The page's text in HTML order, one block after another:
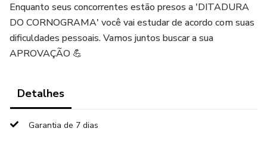
Enquanto seus concorrentes estão presos a 'DITADURA
DO CORNOGRAMA' você vai estudar de acordo com suas
dificuldades pessoais. Vamos juntos buscar a sua
APROVAÇÃO 💪
Detalhes
Garantia de 7 dias